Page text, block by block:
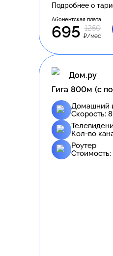
Подробнее о
Абонентская плата
695 1250
₽/мес
Дом.ру
Гига 800м (с
Домашний
Скорость:
Кол-во
Роутер
Стоимость: